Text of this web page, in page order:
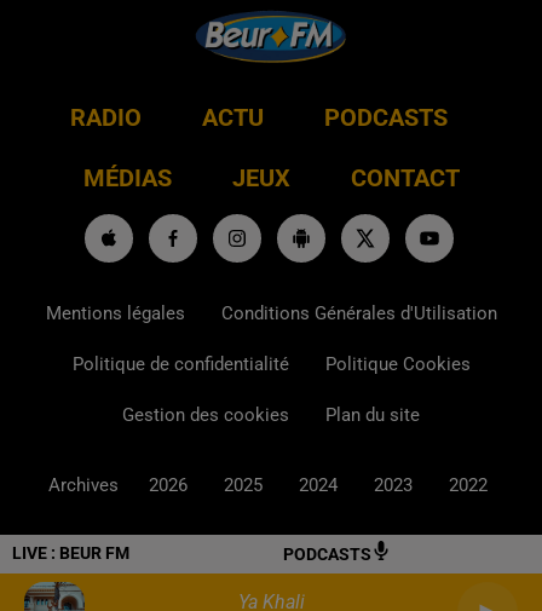
LIVE : BEUR FM PODCASTS
Ya Khali
RADIO ACTU PODCASTS
MÉDIAS JEUX CONTACT
Mentions légales Conditions Générales d'Utilisation
Politique de confidentialité Politique Cookies
Gestion des cookies Plan du site
Archives 2026 2025 2024 2023 2022